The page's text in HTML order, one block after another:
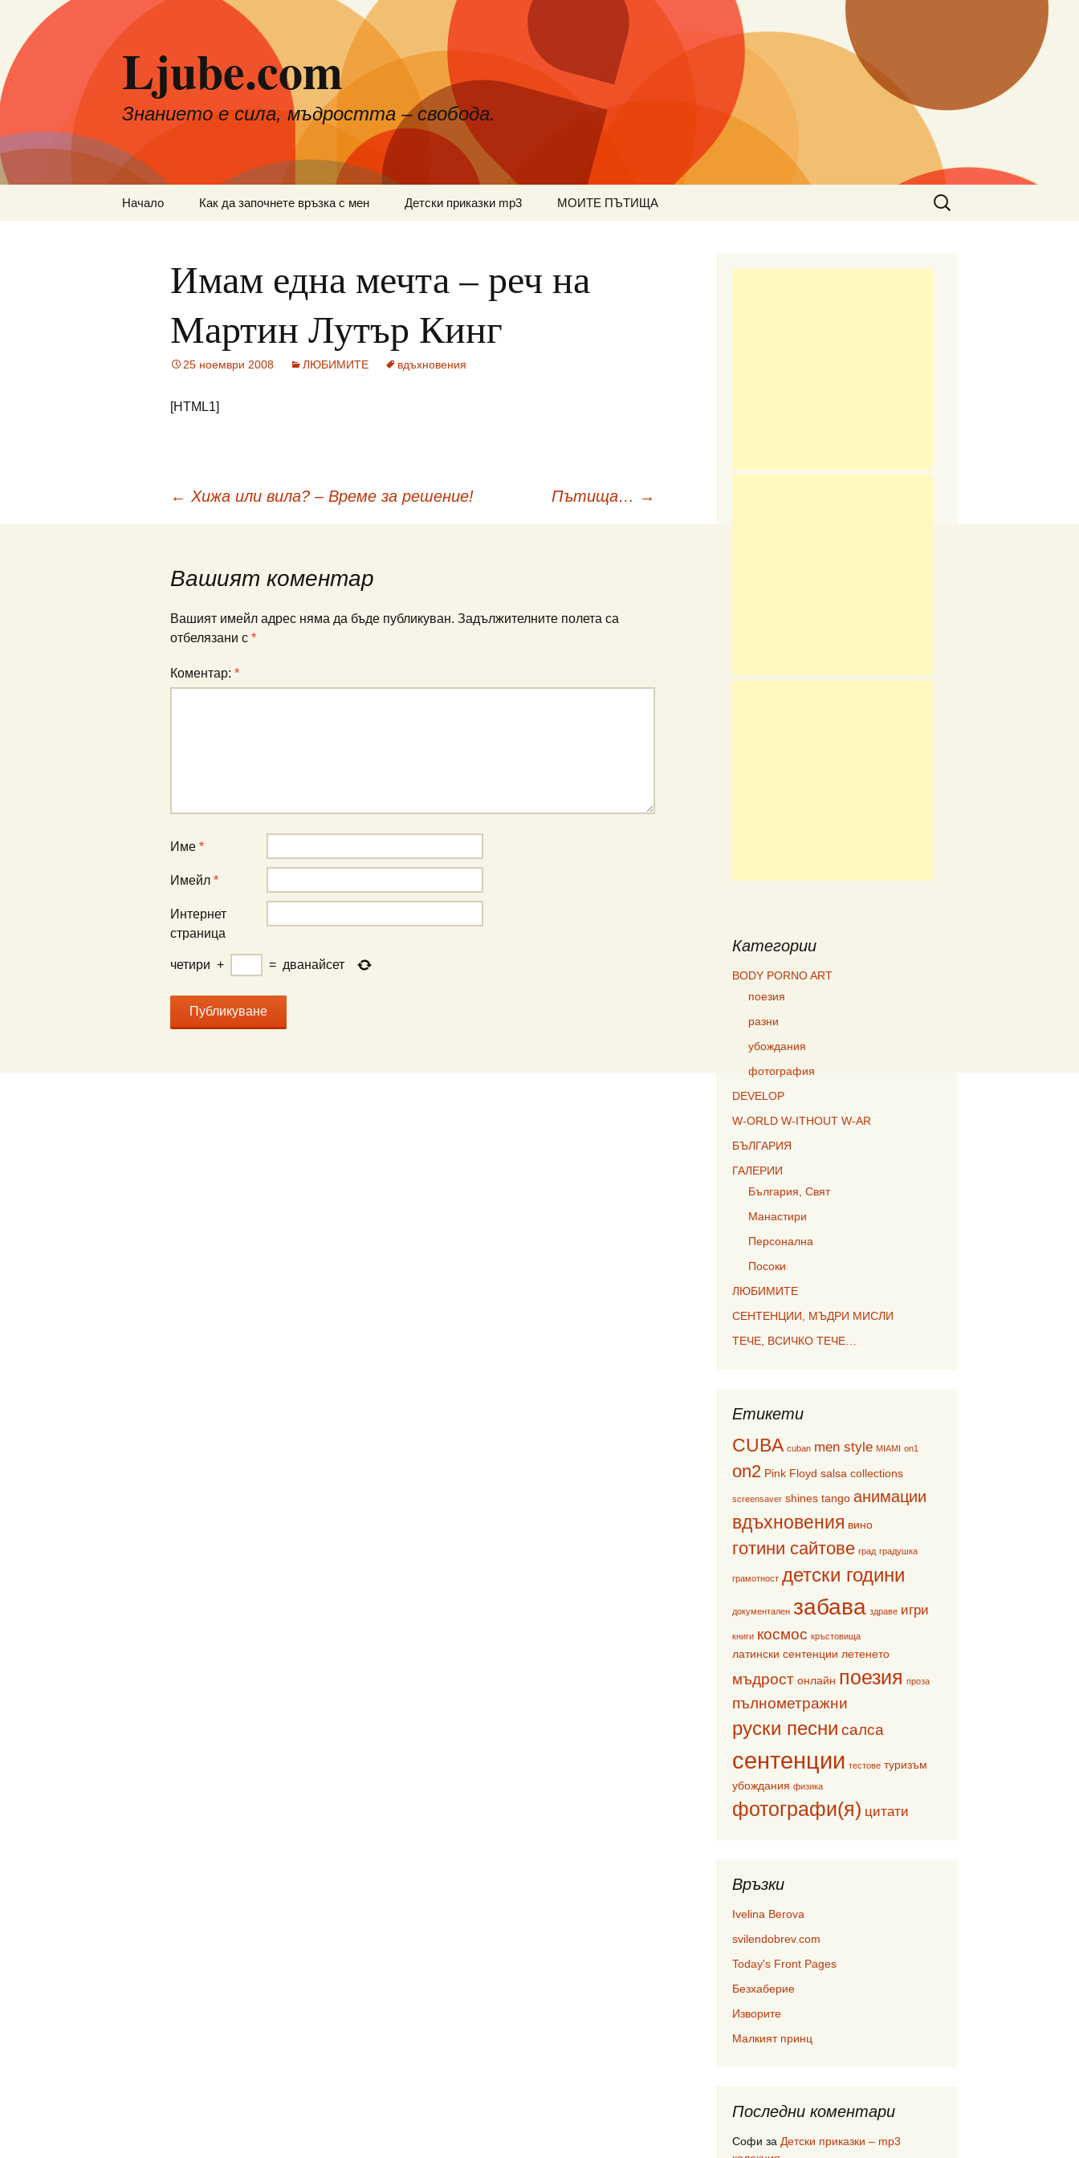
съдържанието
Ljube.com
Знанието е сила, мъдростта – свобода.
Начало Как да започнете връзка с мен Детски приказки mp3 МОИТЕ ПЪТИЩА
Търсене
за:
Имам една мечта – реч на
Мартин Лутър Кинг
25 ноември 2008 ЛЮБИМИТЕ вдъхновения
[HTML1]
Навигация
публикациите
← Хижа или вила? – Време за решение! Пътища… →
Вашият коментар
Вашият имейл адрес няма да бъде публикуван. Задължителните полета са
отбелязани с *
Коментар: *
Име *
Имейл *
Интернет
страница
четири + = дванайсет
Категории
BODY PORNO ART
поезия
разни
убождания
фотография
DEVELOP
W-ORLD W-ITHOUT W-AR
БЪЛГАРИЯ
ГАЛЕРИИ
България, Свят
Манастири
Персонална
Посоки
ЛЮБИМИТЕ
СЕНТЕНЦИИ, МЪДРИ МИСЛИ
ТЕЧЕ, ВСИЧКО ТЕЧЕ…
Етикети
CUBA cuban men style MIAMI on1
on2 Pink Floyd salsa collections
screensaver shines tango анимации
вдъхновения вино
готини сайтове град градушка
грамотност детски години
документален забава здраве игри
книги космос кръстовища
латински сентенции летенето
мъдрост онлайн поезия проза
пълнометражни
руски песни салса
сентенции тестове туризъм
убождания физика
фотографи(я) цитати
Връзки
Ivelina Berova
svilendobrev.com
Today's Front Pages
Безхаберие
Изворите
Малкият принц
Последни коментари
Софи за Детски приказки – mp3